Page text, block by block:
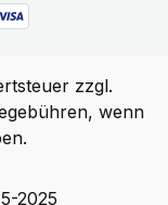
zzgl.
wenn
2025